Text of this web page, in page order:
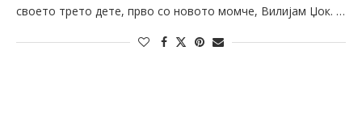
своето трето дете, прво со новото момче, Вилијам Џок. …